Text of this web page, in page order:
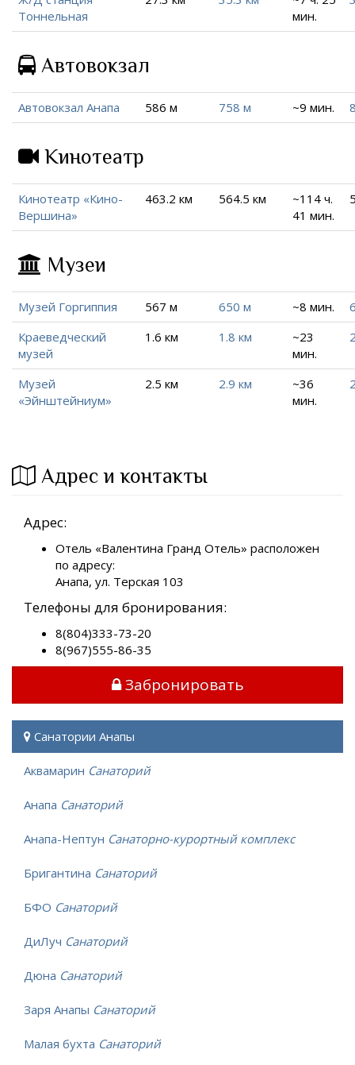
Тоннельная
мин.
Автовокзал
Автовокзал Анапа 586 м 758 м ~9 мин.
Кинотеатр
Кинотеатр «Кино-
Вершина»
463.2 км 564.5 км
~114 ч.
41 мин.
Музеи
Музей Горгиппия 567 м 650 м ~8 мин.
Краеведческий
музей
1.6 км 1.8 км
~23
мин.
Музей
«Эйнштейниум»
2.5 км 2.9 км
~36
мин.
Адрес и контакты
Адрес:
Отель «Валентина Гранд Отель» расположен
по адресу:
Анапа, ул. Терская 103
Телефоны для бронирования:
8(804)333-73-20
8(967)555-86-35
Забронировать
Санатории Анапы
Аквамарин Санаторий
Анапа Санаторий
Анапа-Нептун Санаторно-курортный комплекс
Бригантина Санаторий
БФО Санаторий
ДиЛуч Санаторий
Дюна Санаторий
Заря Анапы Санаторий
Малая бухта Санаторий